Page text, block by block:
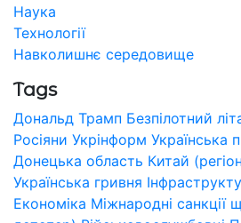
Наука
Технології
Навколишнє середовище
Tags
Дональд Трамп Безпілотний
Росіяни Укрінформ Українська
Донецька область Китай
Українська гривня
Економіка Міжнародні санкції